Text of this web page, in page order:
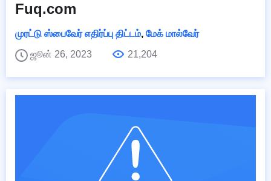
Fuq.com
முரட்டு ஸ்பைவேர் எதிர்ப்பு திட்டம், மேக் மால்வேர்
ஜூன் 26, 2023
21,204